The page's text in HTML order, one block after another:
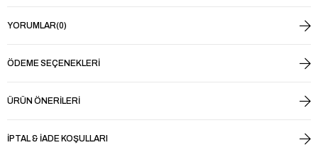
YORUMLAR(0)
ÖDEME SEÇENEKLERI
ÜRÜN ÖNERILERI
İPTAL & İADE KOŞULLARI